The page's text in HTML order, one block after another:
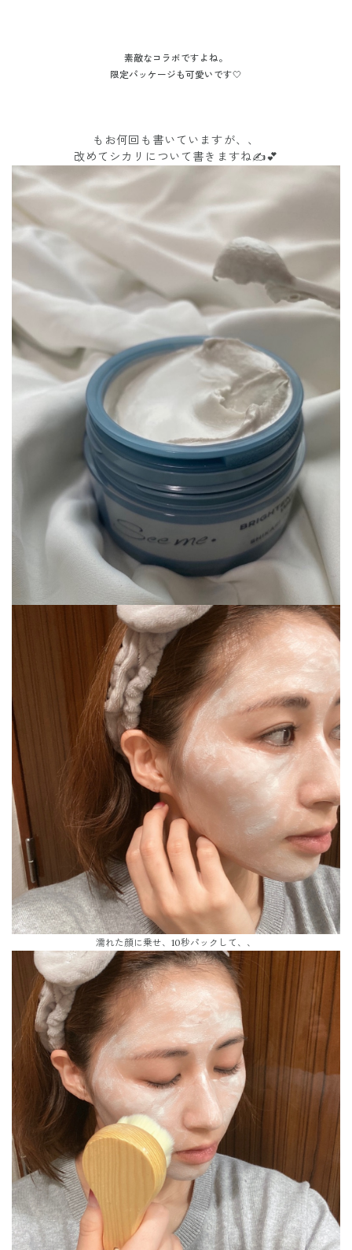
素敵なコラボですよね。
限定パッケージも可愛いです🤍
もお何回も書いていますが、、
改めてシカリについて書きますね✍️💕
濡れた顔に乗せ、10秒パックして、、